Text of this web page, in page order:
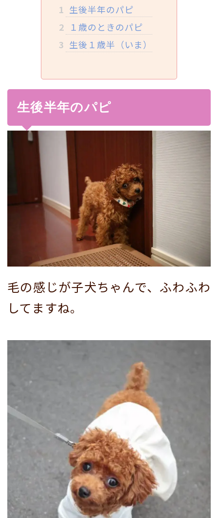
1 生後半年のパピ
2 １歳のときのパピ
3 生後１歳半（いま）
生後半年のパピ
毛の感じが子犬ちゃんで、ふわふわ
してますね。